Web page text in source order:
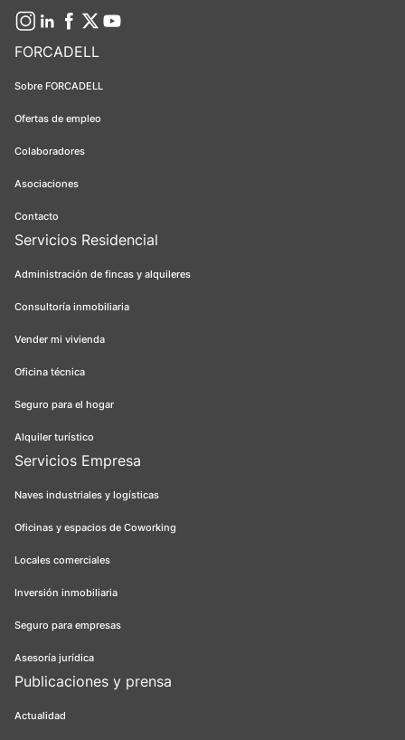
FORCADELL
Sobre FORCADELL
Ofertas de empleo
Colaboradores
Asociaciones
Contacto
Servicios Residencial
Administración de fincas y alquileres
Consultoría inmobiliaria
Vender mi vivienda
Oficina técnica
Seguro para el hogar
Alquiler turístico
Servicios Empresa
Naves industriales y logísticas
Oficinas y espacios de Coworking
Locales comerciales
Inversión inmobiliaria
Seguro para empresas
Asesoría jurídica
Publicaciones y prensa
Actualidad